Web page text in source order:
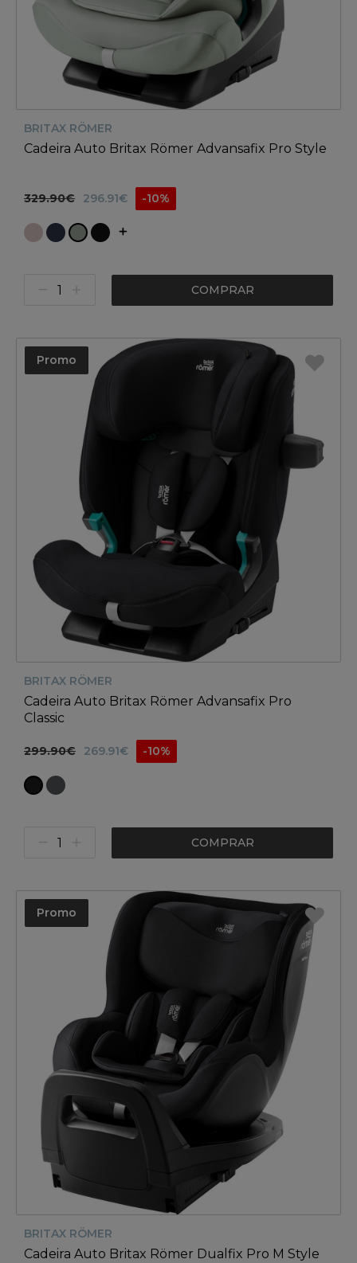
BRITAX RÖMER
Cadeira Auto Britax Römer Advansafix Pro Style
329.90€ 296.91€ -10%
COMPRAR
Promo
BRITAX RÖMER
Cadeira Auto Britax Römer Advansafix Pro
Classic
299.90€ 269.91€ -10%
COMPRAR
Promo
BRITAX RÖMER
Cadeira Auto Britax Römer Dualfix Pro M Style